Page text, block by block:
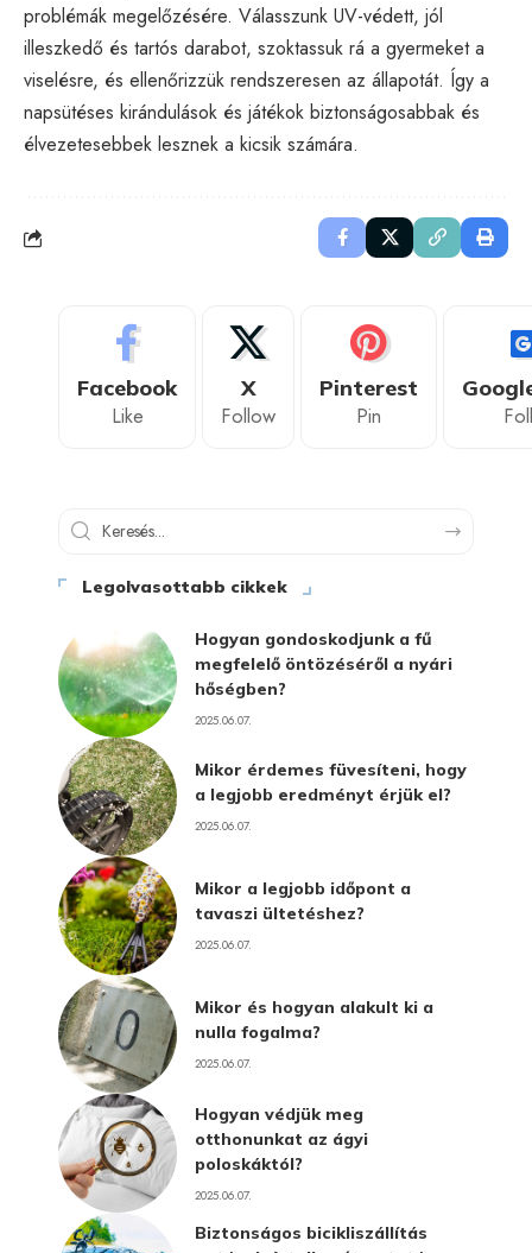
problémák megelőzésére. Válasszunk UV-védett, jól
illeszkedő és tartós darabot, szoktassuk rá a gyermeket a
viselésre, és ellenőrizzük rendszeresen az állapotát. Így a
napsütéses kirándulások és játékok biztonságosabbak és
élvezetesebbek lesznek a kicsik számára.
Facebook
Like
X
Follow
Pinterest
Pin
Legolvasottabb cikkek
Hogyan gondoskodjunk a fű
megfelelő öntözéséről a nyári
hőségben?
2025.06.07.
Mikor érdemes füvesíteni, hogy
a legjobb eredményt érjük el?
2025.06.07.
Mikor a legjobb időpont a
tavaszi ültetéshez?
2025.06.07.
Mikor és hogyan alakult ki a
nulla fogalma?
2025.06.07.
Hogyan védjük meg
otthonunkat az ágyi
poloskáktól?
2025.06.07.
Biztonságos bicikliszállítás